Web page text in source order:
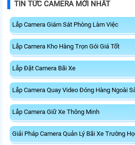
TIN TỨC CAMERA MỚI NHẤT
Lắp Camera Giám Sát Phòng Làm Việc
Lắp Camera Kho Hàng Trọn Gói Giá Tốt
Lắp Đặt Camera Bãi Xe
Lắp Camera Quay Video Đóng Hàng Ngoài
Lắp Camera Giữ Xe Thông Minh
Giải Pháp Camera Quản Lý Bãi Xe Trường